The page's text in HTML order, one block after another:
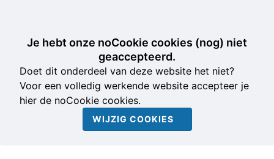
Je hebt onze noCookie cookies (nog) niet
geaccepteerd.
Doet dit onderdeel van deze website het niet?
Voor een volledig werkende website accepteer je
hier de noCookie cookies.
WIJZIG COOKIES